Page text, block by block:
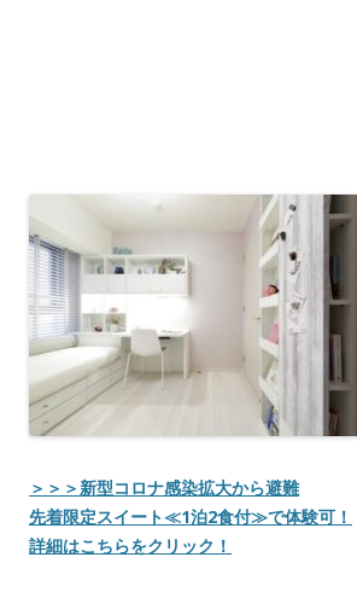
＞＞＞新型コロナ感染拡大から避難
先着限定スイート≪1泊2食付≫で体験可！
詳細はこちらをクリック！